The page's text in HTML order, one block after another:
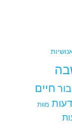
חיים
מוות